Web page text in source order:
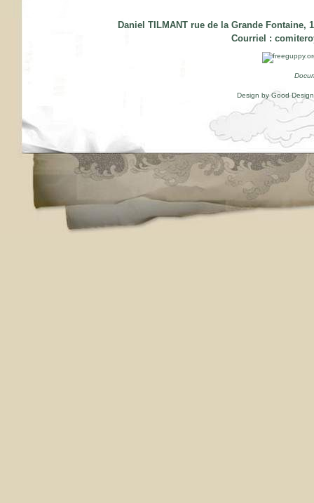
Daniel TILMANT rue de la Grande Fontaine,
Courriel :
Design by Good